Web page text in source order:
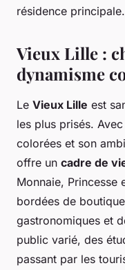
résidence principale.
Vieux Lille :
dynamisme
Le Vieux Lille est
les plus prisés.
colorées et son
offre un cadre de
Monnaie, Princesse
bordées de
gastronomiques et
public varié, des
passant par les